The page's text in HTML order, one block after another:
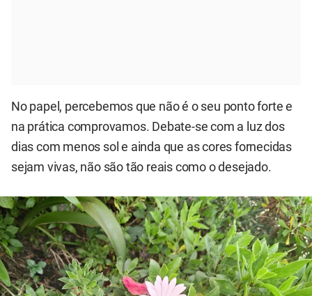
No papel, percebemos que não é o seu ponto forte e
na prática comprovamos. Debate-se com a luz dos
dias com menos sol e ainda que as cores fornecidas
sejam vivas, não são tão reais como o desejado.